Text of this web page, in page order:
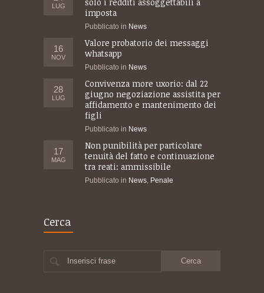
LUG
imposta
Pubblicato in News
16
NOV
Valore probatorio dei messaggi
whatsapp
Pubblicato in News
28
LUG
Convivenza more uxorio: dal 22
giugno negoziazione assistita per
affidamento e mantenimento dei
figli
Pubblicato in News
17
MAG
Non punibilità per particolare
tenuità del fatto e continuazione
tra reati: ammissibile
Pubblicato in News, Penale
Cerca
Inserisci frase